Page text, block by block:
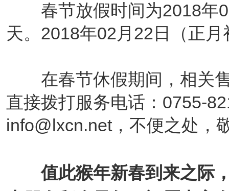
春节放假时间为2018年
天。2018年02月22日（正
在春节休假期间，相关售
直接拨打服务电话：0755-
info@lxcn.net，不便之处，
值此猴年新春到来之际